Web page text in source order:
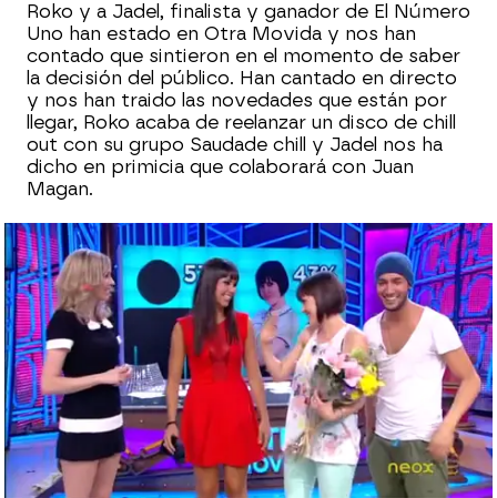
Roko y a Jadel, finalista y ganador de El Número
Uno han estado en Otra Movida y nos han
contado que sintieron en el momento de saber
la decisión del público. Han cantado en directo
y nos han traido las novedades que están por
llegar, Roko acaba de reelanzar un disco de chill
out con su grupo Saudade chill y Jadel nos ha
dicho en primicia que colaborará con Juan
Magan.
neox
Madrid
Publicado:25 de junio de 2012, 17:48